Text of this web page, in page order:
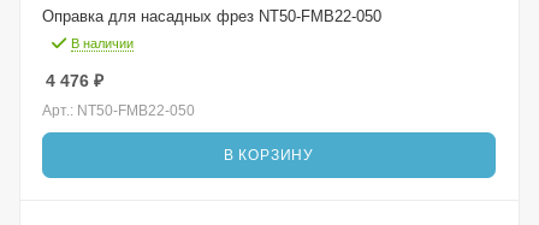
Оправка для насадных фрез NT50-FMB22-050
В наличии
4 476 ₽
Арт.: NT50-FMB22-050
В КОРЗИНУ